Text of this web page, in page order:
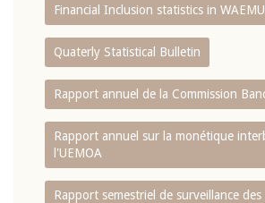
Financial Inclusion statistics in WAEMU
Quaterly Statistical Bulletin
Rapport annuel de la Commission
Rapport annuel sur la monétique
l'UEMOA
Rapport semestriel de surveillance des